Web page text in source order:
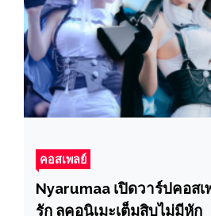
คอสเพลย์
Nyarumaa เปิดวาร์ปคอสเ
รัก ลุคอนิเมะเต็มสิบไม่มีหัก